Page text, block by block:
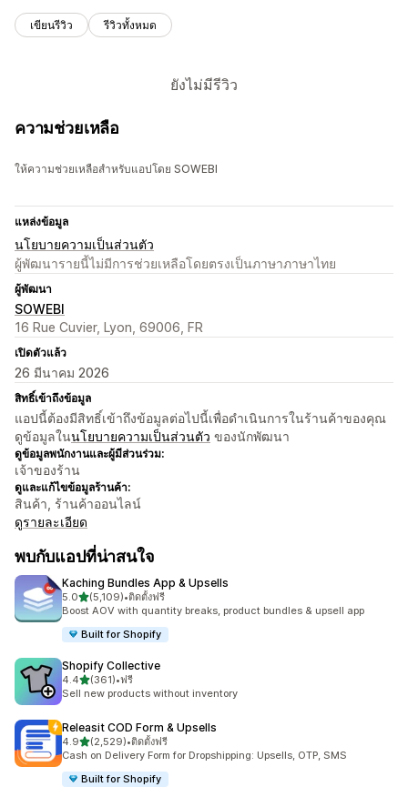
เขียนรีวิว รีวิวทั้งหมด
ยังไม่มีรีวิว
ความช่วยเหลือ
ให้ความช่วยเหลือสำหรับแอปโดย SOWEBI
แหล่งข้อมูล
นโยบายความเป็นส่วนตัว
ผู้พัฒนารายนี้ไม่มีการช่วยเหลือโดยตรงเป็นภาษาภาษาไทย
ผู้พัฒนา
SOWEBI
16 Rue Cuvier, Lyon, 69006, FR
เปิดตัวแล้ว
26 มีนาคม 2026
สิทธิ์เข้าถึงข้อมูล
แอปนี้ต้องมีสิทธิ์เข้าถึงข้อมูลต่อไปนี้เพื่อดำเนินการในร้านค้าของคุณ
ดูข้อมูลในนโยบายความเป็นส่วนตัว ของนักพัฒนา
ดูข้อมูลพนักงานและผู้มีส่วนร่วม:
เจ้าของร้าน
ดูและแก้ไขข้อมูลร้านค้า:
สินค้า, ร้านค้าออนไลน์
ดูรายละเอียด
พบกับแอปที่น่าสนใจ
Kaching Bundles App & Upsells
5.0เต็ม 5 ดาว
(5,109)
ทั้งหมด 5109 รีวิว
•ติดตั้งฟรี
Boost AOV with quantity breaks, product bundles & upsell app
Built for Shopify
Shopify Collective
4.4เต็ม 5 ดาว
(361)
ทั้งหมด 361 รีวิว
•ฟรี
Sell new products without inventory
Releasit COD Form & Upsells
4.9เต็ม 5 ดาว
(2,529)
ทั้งหมด 2529 รีวิว
•ติดตั้งฟรี
Cash on Delivery Form for Dropshipping: Upsells, OTP, SMS
Built for Shopify